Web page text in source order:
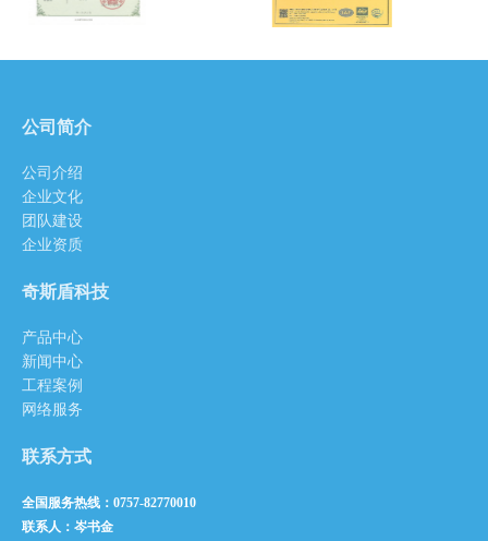
在使用开门机时常见问题及需要注意事项
2022-02-24
2022-02-18
卷闸门电机中管式电机的优缺点
2021-07-07
2021-04-06
别墅门平开门电机空载电压达不到额定值及励磁绕组过热排除方法
2021-03-26
自建别墅大门安装阿尔卡诺开门机方便你的出入
2021-03-22
公司简介
公司介绍
企业文化
团队建设
企业资质
奇斯盾科技
产品中心
新闻中心
工程案例
网络服务
联系方式
全国服务热线：0757-82770010
联系人：岑书金